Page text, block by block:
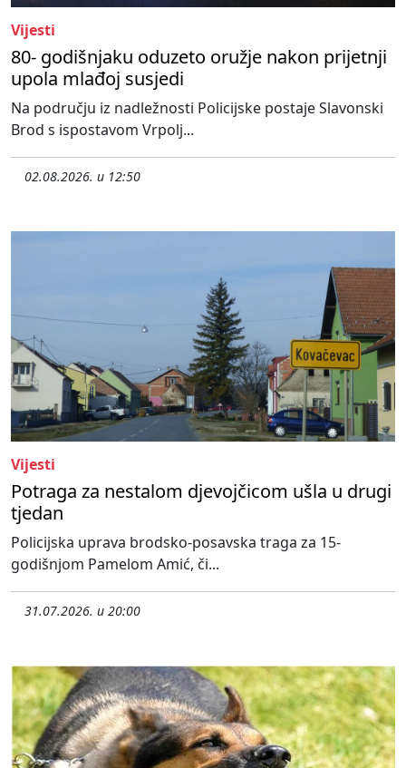
Vijesti
80- godišnjaku oduzeto oružje nakon prijetnji
upola mlađoj susjedi
Na području iz nadležnosti Policijske postaje Slavonski
Brod s ispostavom Vrpolj...
02.08.2026. u 12:50
Vijesti
Potraga za nestalom djevojčicom ušla u drugi
tjedan
Policijska uprava brodsko-posavska traga za 15-
godišnjom Pamelom Amić, či...
31.07.2026. u 20:00